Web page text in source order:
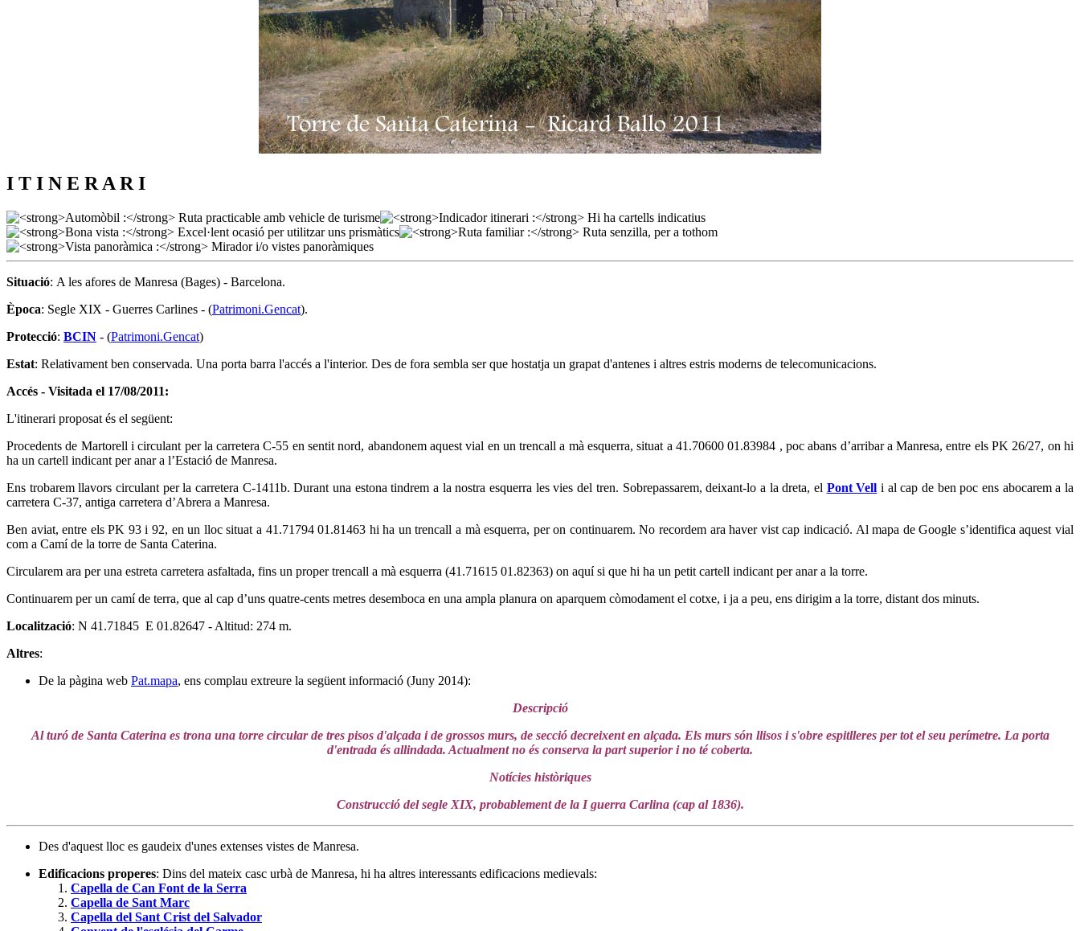
I T I N E R A R I
Situació: A les afores de Manresa (Bages) - Barcelona.
Època: Segle XIX - Guerres Carlines - (Patrimoni.Gencat).
Protecció: BCIN - (Patrimoni.Gencat)
Estat: Relativament ben conservada. Una porta barra l'accés a l'interior. Des de fora sembla ser que hostatja un grapat d'antenes i altres estris moderns de telecomunicacions.
Accés - Visitada el 17/08/2011:
L'itinerari proposat és el següent:
Procedents de Martorell i circulant per la carretera C-55 en sentit nord, abandonem aquest vial en un trencall a mà esquerra, situat a 41.70600 01.83984 , poc abans d’arribar a Manresa, entre els PK 26/27, on hi
ha un cartell indicant per anar a l’Estació de Manresa.
Ens trobarem llavors circulant per la carretera C-1411b. Durant una estona tindrem a la nostra esquerra les vies del tren. Sobrepassarem, deixant-lo a la dreta, el Pont Vell i al cap de ben poc ens abocarem a la
carretera C-37, antiga carretera d’Abrera a Manresa.
Ben aviat, entre els PK 93 i 92, en un lloc situat a 41.71794 01.81463 hi ha un trencall a mà esquerra, per on continuarem. No recordem ara haver vist cap indicació. Al mapa de Google s’identifica aquest vial
com a Camí de la torre de Santa Caterina.
Circularem ara per una estreta carretera asfaltada, fins un proper trencall a mà esquerra (41.71615 01.82363) on aquí si que hi ha un petit cartell indicant per anar a la torre.
Continuarem per un camí de terra, que al cap d’uns quatre-cents metres desemboca en una ampla planura on aparquem còmodament el cotxe, i ja a peu, ens dirigim a la torre, distant dos minuts.
Localització: N 41.71845 E 01.82647 - Altitud: 274 m.
Altres:
De la pàgina web Pat.mapa, ens complau extreure la següent informació (Juny 2014):
Descripció
Al turó de Santa Caterina es trona una torre circular de tres pisos d'alçada i de grossos murs, de secció decreixent en alçada. Els murs són llisos i s'obre espitlleres per tot el seu perímetre. La porta
d'entrada és allindada. Actualment no és conserva la part superior i no té coberta.
Notícies històriques
Construcció del segle XIX, probablement de la I guerra Carlina (cap al 1836).
Des d'aquest lloc es gaudeix d'unes extenses vistes de Manresa.
Edificacions properes: Dins del mateix casc urbà de Manresa, hi ha altres interessants edificacions medievals:
Capella de Can Font de la Serra
Capella de Sant Marc
Capella del Sant Crist del Salvador